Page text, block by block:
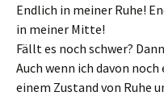
Endlich in meiner Ruhe!
in meiner Mitte!
Fällt es noch schwer?
Auch wenn ich davon
einem Zustand von Ruhe